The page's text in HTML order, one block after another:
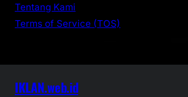
Tentang Kami
Terms of Service (TOS)
IKLAN.web.id